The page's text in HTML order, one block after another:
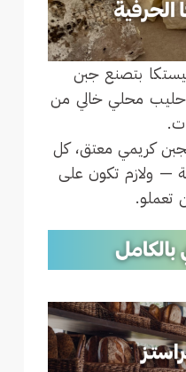
بتصنع جبن
محلي خالي من
كريمي معتق، كل
— ولازم تكون على